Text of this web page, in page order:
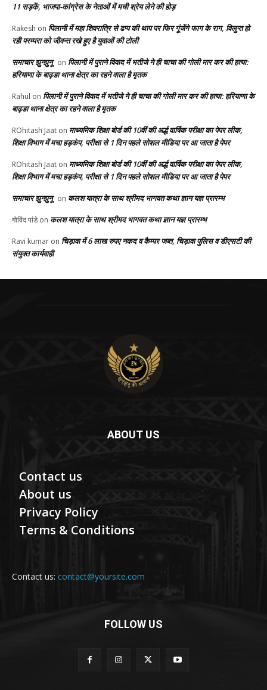
11 सड़कें, भाजपा-कांग्रेस के नेताओं में मची श्रेय लेने की होड़
Rakesh on पिलानी में महा शिवरात्रि से ढप्प की थाप पर फिर गूंजेंगे फाग के राग, विलुप्त हो
रही परम्परा को जीवन्त रखे हुए है युवाओं की टोली
समाचार झुन्झुनू on पिलानी में पुराने विवाद में भतीजे ने ही चाचा की गोली मार कर की हत्या:
हरियाणा के बाढ़डा थाना क्षेत्र का रहने वाला है मृतक
Rahul on पिलानी में पुराने विवाद में भतीजे ने ही चाचा की गोली मार कर की हत्या: हरियाणा के
बाढ़डा थाना क्षेत्र का रहने वाला है मृतक
ROhitash Jaat on माध्यमिक शिक्षा बोर्ड की 10वीं की अर्द्ध वार्षिक परीक्षा का पेपर लीक,
शिक्षा विभाग में मचा हड़कंप, परीक्षा से 1 दिन पहले सोशल मीडिया पर आ जाता है पेपर
ROhitash Jaat on माध्यमिक शिक्षा बोर्ड की 10वीं की अर्द्ध वार्षिक परीक्षा का पेपर लीक,
शिक्षा विभाग में मचा हड़कंप, परीक्षा से 1 दिन पहले सोशल मीडिया पर आ जाता है पेपर
समाचार झुन्झुनू on कलश यात्रा के साथ श्रीमद भागवत कथा ज्ञान यज्ञ प्रारम्भ
गोविंद पांडेon कलश यात्रा के साथ श्रीमद भागवत कथा ज्ञान यज्ञ प्रारम्भ
Ravi kumar on चिड़ावा में 6 लाख रुपए नकद व कैम्पर जब्त, चिड़ावा पुलिस व डीएसटी की
संयुक्त कार्यवाही
ABOUT US
Contact us
About us
Privacy Policy
Terms & Conditions
Contact us: contact@yoursite.com
FOLLOW US